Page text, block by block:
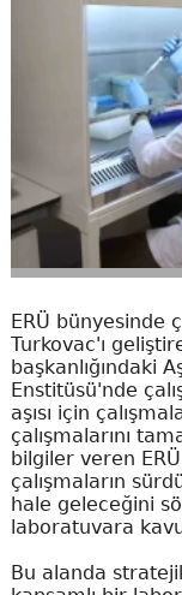
ERÜ bünyesinde
Turkovac'ı
başkanlığındaki
Enstitüsü'nde
aşısı için
çalışmalarını
bilgiler veren
çalışmaların
hale geleceğini
laboratuvara
Bu alanda